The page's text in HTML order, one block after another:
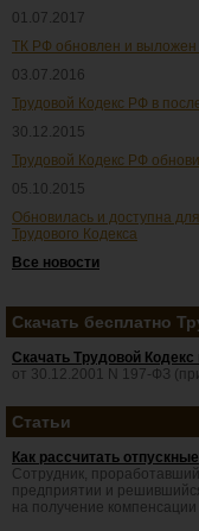
01.07.2017
ТК РФ обновлен и выложен
03.07.2016
Трудовой Кодекс РФ в
30.12.2015
Трудовой Кодекс РФ
05.10.2015
Обновилась и доступна
Трудового Кодекса
Все новости
Скачать бесплатно
Скачать Трудовой
от 30.12.2001 N 197-ФЗ
Статьи
Как рассчитать отпускные
Сотрудник,
предприятии и
на получение